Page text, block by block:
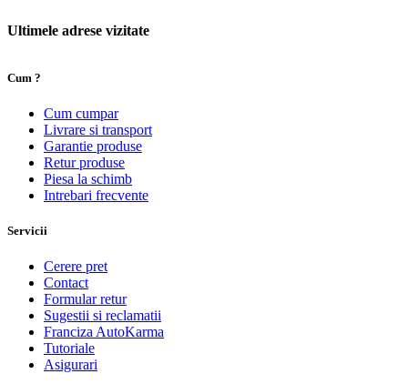
Ultimele adrese vizitate
Cum ?
Cum cumpar
Livrare si transport
Garantie produse
Retur produse
Piesa la schimb
Intrebari frecvente
Servicii
Cerere pret
Contact
Formular retur
Sugestii si reclamatii
Franciza AutoKarma
Tutoriale
Asigurari